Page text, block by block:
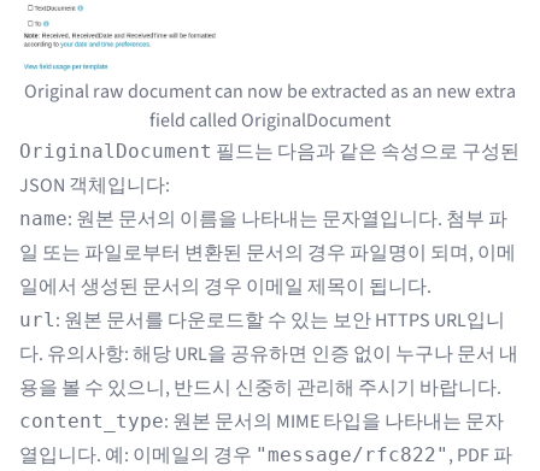
Original raw document can now be extracted as an new extra
field called OriginalDocument
OriginalDocument 필드는 다음과 같은 속성으로 구성된
JSON 객체입니다:
name: 원본 문서의 이름을 나타내는 문자열입니다. 첨부 파
일 또는 파일로부터 변환된 문서의 경우 파일명이 되며, 이메
일에서 생성된 문서의 경우 이메일 제목이 됩니다.
url: 원본 문서를 다운로드할 수 있는 보안 HTTPS URL입니
다. 유의사항: 해당 URL을 공유하면 인증 없이 누구나 문서 내
용을 볼 수 있으니, 반드시 신중히 관리해 주시기 바랍니다.
content_type: 원본 문서의 MIME 타입을 나타내는 문자
열입니다. 예: 이메일의 경우 "message/rfc822" , PDF 파